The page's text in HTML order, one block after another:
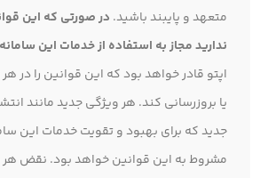
متعهد و پایبند باشید. در صورتی که این
ندارید مجاز به استفاده از خدمات این
اپتو قادر خواهد بود که این قوانین را در
یا بروزرسانی کند. هر ویژگی جدید مانند
جدید که برای بهبود و تقویت خدمات این
مشروط به این قوانین خواهد بود. نقض هر